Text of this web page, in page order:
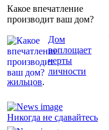
Какое впечатление
производит ваш дом?
Дом
воплощает
черты
личности
жильцов.
Никогда не сдавайтесь